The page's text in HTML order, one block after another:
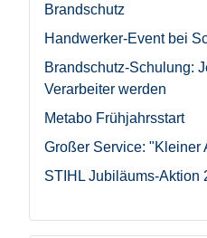
Brandschutz
Handwerker-Event bei
Brandschutz-Schulung:
Verarbeiter werden
Metabo Frühjahrsstart
Großer Service: "Kleiner
STIHL Jubiläums-Aktion